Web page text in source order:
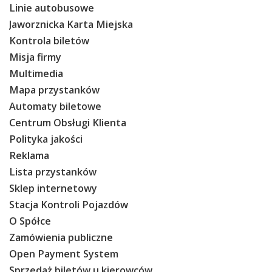
Linie autobusowe
Jaworznicka Karta Miejska
Kontrola biletów
Misja firmy
Multimedia
Mapa przystanków
Automaty biletowe
Centrum Obsługi Klienta
Polityka jakości
Reklama
Lista przystanków
Sklep internetowy
Stacja Kontroli Pojazdów
O Spółce
Zamówienia publiczne
Open Payment System